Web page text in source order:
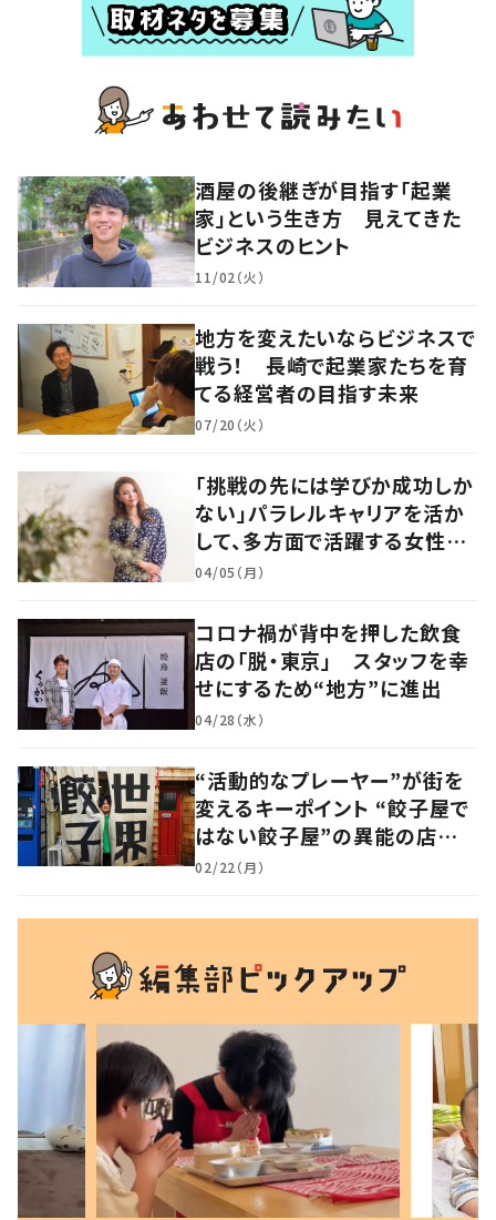
酒屋の後継ぎが目指す「起業
家」という生き方 見えてきた
ビジネスのヒント
11/02（火）
地方を変えたいならビジネスで
戦う！ 長崎で起業家たちを育
てる経営者の目指す未来
07/20（火）
「挑戦の先には学びか成功しか
ない」パラレルキャリアを活か
して、多方面で活躍する女性社
長の半生に迫る
04/05（月）
コロナ禍が背中を押した飲食
店の「脱・東京」 スタッフを幸
せにするため“地方”に進出
04/28（水）
“活動的なプレーヤー”が街を
変えるキーポイント “餃子屋で
はない餃子屋”の異能の店主
が仕掛ける地域ブランディング
02/22（月）